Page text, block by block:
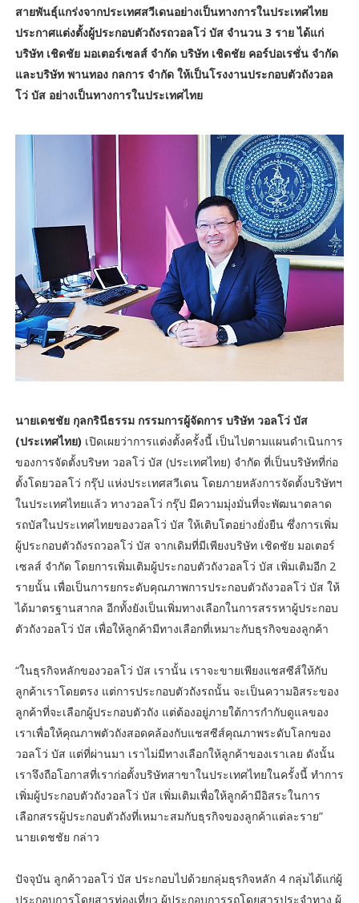
สายพันธุ์แกร่งจากประเทศสวีเดนอย่างเป็นทางการในประเทศไทย
ประกาศแต่งตั้งผู้ประกอบตัวถังรถวอลโว่ บัส จำนวน 3 ราย ได้แก่
บริษัท เชิดชัย มอเตอร์เซลส์ จำกัด บริษัท เชิดชัย คอร์ปอเรชั่น จำกัด
และบริษัท พานทอง กลการ จำกัด ให้เป็นโรงงานประกอบตัวถังวอล
โว่ บัส อย่างเป็นทางการในประเทศไทย
นายเดชชัย กุลกรินีธรรม กรรมการผู้จัดการ บริษัท วอลโว่ บัส
(ประเทศไทย) เปิดเผยว่าการแต่งตั้งครั้งนี้ เป็นไปตามแผนดำเนินการ
ของการจัดตั้งบริษท วอลโว่ บัส (ประเทศไทย) จำกัด ที่เป็นบริษัทที่ก่อ
ตั้งโดยวอลโว่ กรุ๊ป แห่งประเทศสวีเดน โดยภายหลังการจัดตั้งบริษัทฯ
ในประเทศไทยแล้ว ทางวอลโว่ กรุ๊ป มีความมุ่งมั่นที่จะพัฒนาตลาด
รถบัสในประเทศไทยของวอลโว่ บัส ให้เติบโตอย่างยั่งยืน ซึ่งการเพิ่ม
ผู้ประกอบตัวถังรถวอลโว่ บัส จากเดิมที่มีเพียงบริษัท เชิดชัย มอเตอร์
เซลส์ จำกัด โดยการเพิ่มเติมผู้ประกอบตัวถังวอลโว่ บัส เพิ่มเติมอีก 2
รายนั้น เพื่อเป็นการยกระดับคุณภาพการประกอบตัวถังวอลโว่ บัส ให้
ได้มาตรฐานสากล อีกทั้งยังเป็นเพิ่มทางเลือกในการสรรหาผู้ประกอบ
ตัวถังวอลโว่ บัส เพื่อให้ลูกค้ามีทางเลือกที่เหมาะกับธุรกิจของลูกค้า
“ในธุรกิจหลักของวอลโว่ บัส เรานั้น เราจะขายเพียงแชสซีส์ให้กับ
ลูกค้าเราโดยตรง แต่การประกอบตัวถังรถนั้น จะเป็นความอิสระของ
ลูกค้าที่จะเลือกผู้ประกอบตัวถัง แต่ต้องอยู่ภายใต้การกำกับดูแลของ
เราเพื่อให้คุณภาพตัวถังสอดคล้องกับแชสซีส์คุณภาพระดับโลกของ
วอลโว่ บัส แต่ที่ผ่านมา เราไม่มีทางเลือกให้ลูกค้าของเราเลย ดังนั้น
เราจึงถือโอกาสที่เราก่อตั้งบริษัทสาขาในประเทศไทยในครั้งนี้ ทำการ
เพิ่มผู้ประกอบตัวถังวอลโว่ บัส เพิ่มเติมเพื่อให้ลูกค้ามีอิสระในการ
เลือกสรรผู้ประกอบตัวถังที่เหมาะสมกับธุรกิจของลูกค้าแต่ละราย”
นายเดชชัย กล่าว
ปัจจุบัน ลูกค้าวอลโว่ บัส ประกอบไปด้วยกลุ่มธุรกิจหลัก 4 กลุ่มได้แก่ผู้
ประกอบการโดยสารท่องเที่ยว ผู้ประกอบการรถโดยสารประจำทาง ผู้